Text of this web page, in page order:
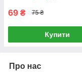
69 ₴ 75 ₴
Купити
Про нас